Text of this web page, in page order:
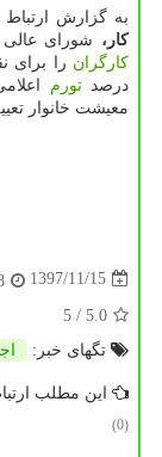
به گزارش ارتباط
كار، شورای
كارگران را برای
درصدتورم
معیشت خانوار
1397/11/15
5.0
/ 5
تگهای خبر:
این مطلب
(0)